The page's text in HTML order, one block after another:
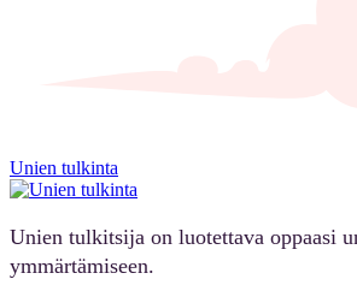
Unien tulkinta
Unien tulkitsija on luotettava oppaasi
ymmärtämiseen.